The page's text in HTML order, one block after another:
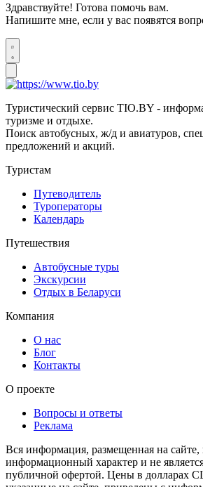
Здравствуйте! Готова помочь вам.
Напишите мне, если у вас появятся
Туристический сервис TIO.BY -
туризме и отдыхе.
Поиск автобусных, ж/д и авиатуров,
предложений и акций.
Туристам
Путеводитель
Туроператоры
Календарь
Путешествия
Автобусные туры
Экскурсии
Отдых в Беларуси
Компания
О нас
Блог
Контакты
О проекте
Вопросы и ответы
Реклама
Вся информация, размещенная на сайте,
информационный характер и не
публичной офертой. Цены в долларах